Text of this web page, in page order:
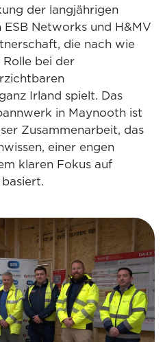
der langjährigen
Networks und H&MV
die nach wie
bei der
Irland spielt. Das
in Maynooth ist
Zusammenarbeit, das
einer engen
klaren Fokus auf